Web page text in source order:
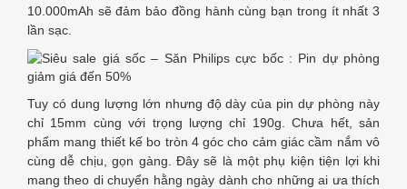
10.000mAh sẽ đảm bảo đồng hành cùng bạn trong ít nhất 3
lần sạc.
Tuy có dung lượng lớn nhưng độ dày của pin dự phòng này
chỉ 15mm cùng với trọng lượng chỉ 190g. Chưa hết, sản
phẩm mang thiết kế bo tròn 4 góc cho cảm giác cầm nắm vô
cùng dễ chịu, gọn gàng. Đây sẽ là một phụ kiện tiện lợi khi
mang theo di chuyển hằng ngày dành cho những ai ưa thích